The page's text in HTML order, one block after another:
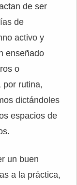
de ser
de
activo y
enseñado
o
por rutina,
dictándoles
espacios de
un buen
a la práctica,